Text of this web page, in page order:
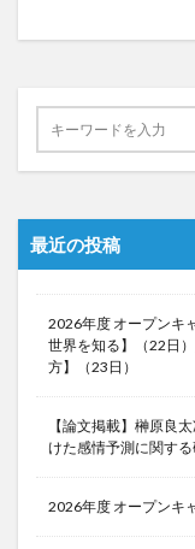
最近の投稿
2026年度 オープンキ
世界を知る】（22日
方】（23日）
【論文掲載】榊原良
けた感情予測に関す
2026年度 オープンキ